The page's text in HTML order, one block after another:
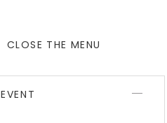
CLOSE THE MENU
EVENT